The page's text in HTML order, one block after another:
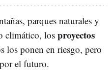
parques naturales y
climático, los proyectos
los ponen en riesgo, pero
el futuro.